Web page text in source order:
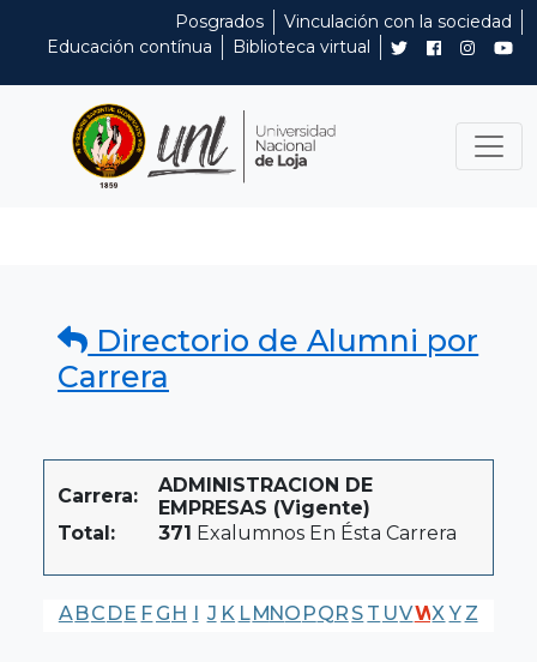
Posgrados
Vinculación con la sociedad
Educación contínua
Biblioteca virtual
Directorio de Alumni por
Carrera
Carrera:
ADMINISTRACION DE
EMPRESAS (Vigente)
Total:
371 Exalumnos En Ésta Carrera
A BC DE F G H I J K LMNO PQR S T UVWX Y Z